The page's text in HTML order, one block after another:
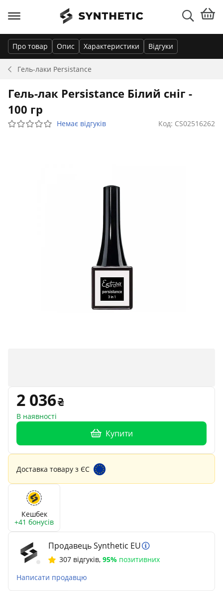
Гель-лаки Persistance
Про товар Опис Характеристики Відгуки
Гель-лак Persistance Білий сніг -
100 гр
Немає відгуків Код: CS02516262
2 036
В наявності
Купити
Доставка товару з ЄС
Кешбек
+41 бонусів
Продавець Synthetic EU
307 відгуків, 95% позитивних
Написати продавцю